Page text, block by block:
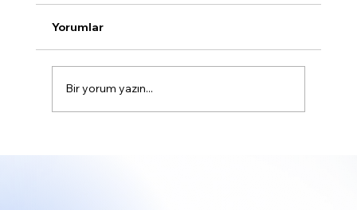
Yorumlar
Bir yorum yazın...